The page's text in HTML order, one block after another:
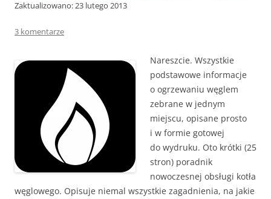
Zaktualizowano: 23 lutego 2013
3 komentarze
Nareszcie. Wszystkie
podstawowe informacje
o ogrzewaniu węglem
zebrane w jednym
miejscu, opisane prosto
i w formie gotowej
do wydruku. Oto krótki (25
stron) poradnik
nowoczesnej obsługi kotła
węglowego. Opisuje niemal wszystkie zagadnienia, na jakie